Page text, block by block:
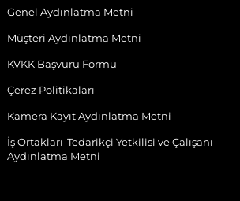
Genel Aydınlatma Metni
Müşteri Aydınlatma Metni
KVKK Başvuru Formu
Çerez Politikaları
Kamera Kayıt Aydınlatma Metni
İş Ortakları-Tedarikçi Yetkilisi ve Çalışanı
Aydınlatma Metni